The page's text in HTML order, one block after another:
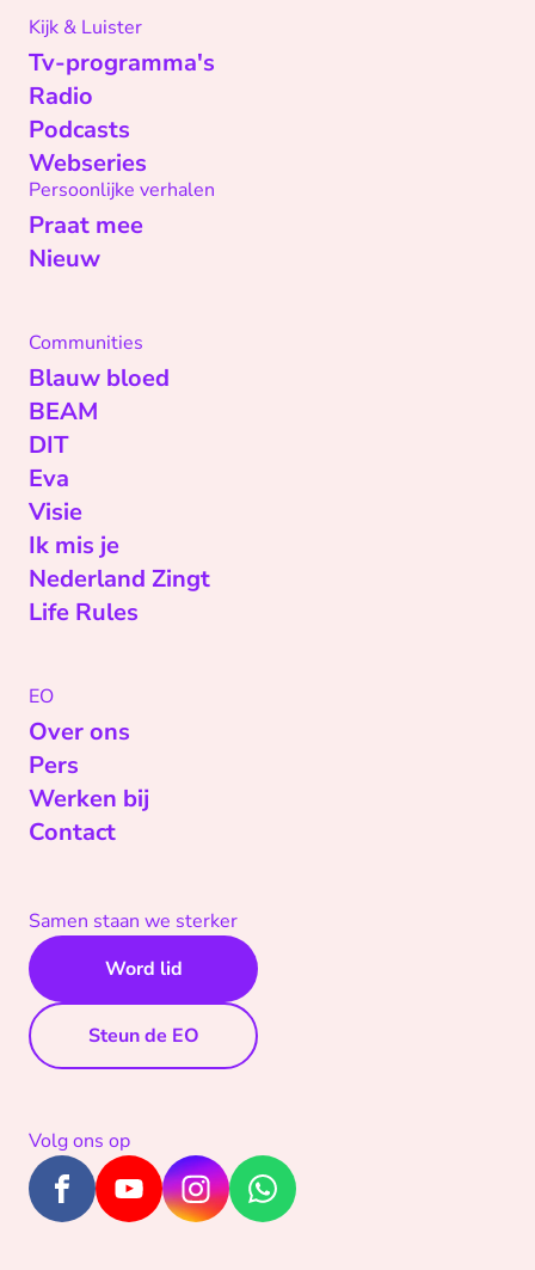
Kijk & Luister
Tv-programma's
Radio
Podcasts
Webseries
Persoonlijke verhalen
Praat mee
Nieuw
Communities
Blauw bloed
BEAM
DIT
Eva
Visie
Ik mis je
Nederland Zingt
Life Rules
EO
Over ons
Pers
Werken bij
Contact
Samen staan we sterker
Word lid
Steun de EO
Volg ons op